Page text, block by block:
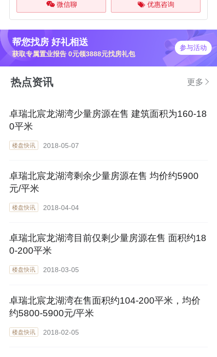
微信聊 优惠咨询
帮您找房 好礼相送
获取专属置业报告 0元领3888元找房礼包
参与活动
热点资讯 更多
卓瑞北宸龙湖湾少量房源在售 建筑面积为160-18
0平米
楼盘快讯 2018-05-07
卓瑞北宸龙湖湾剩余少量房源在售 均价约5900
元/平米
楼盘快讯 2018-04-04
卓瑞北宸龙湖湾目前仅剩少量房源在售 面积约18
0-200平米
楼盘快讯 2018-03-05
卓瑞北宸龙湖湾在售面积约104-200平米，均价
约5800-5900元/平米
楼盘快讯 2018-02-05